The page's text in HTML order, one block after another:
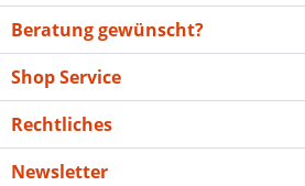
Beratung gewünscht?
Shop Service
Rechtliches
Newsletter